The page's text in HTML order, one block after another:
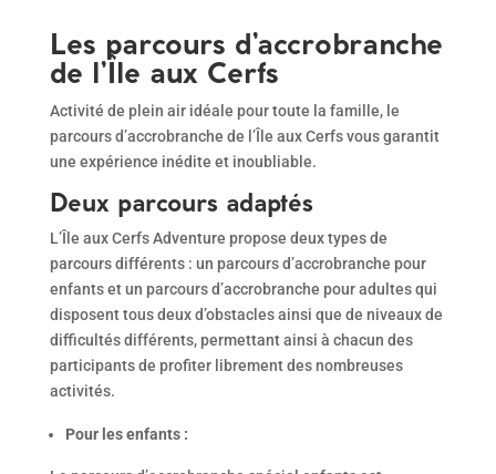
Les parcours d’accrobranche
de l’Île aux Cerfs
Activité de plein air idéale pour toute la famille, le
parcours d’accrobranche de l’Île aux Cerfs vous garantit
une expérience inédite et inoubliable.
Deux parcours adaptés
L’Île aux Cerfs Adventure propose deux types de
parcours différents : un parcours d’accrobranche pour
enfants et un parcours d’accrobranche pour adultes qui
disposent tous deux d’obstacles ainsi que de niveaux de
difficultés différents, permettant ainsi à chacun des
participants de profiter librement des nombreuses
activités.
Pour les enfants :